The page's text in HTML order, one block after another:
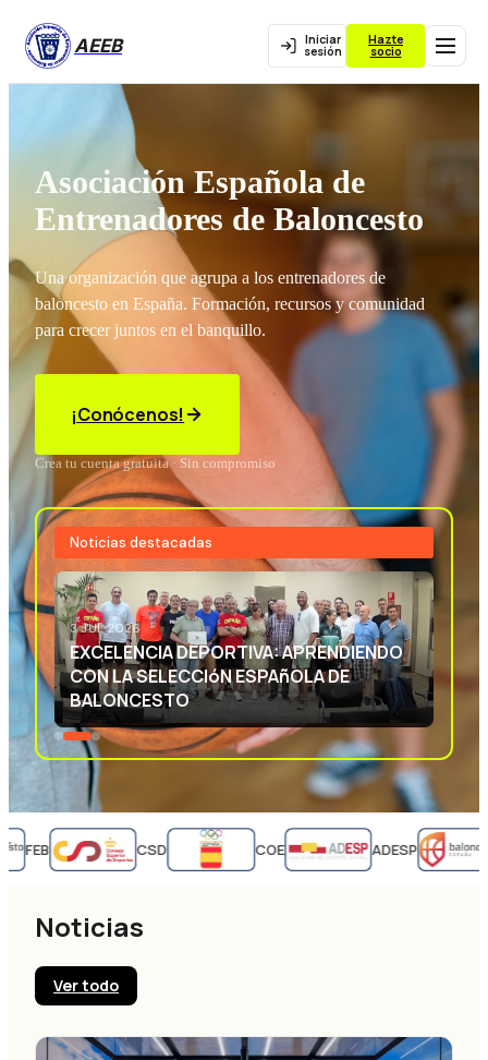
AEEB Iniciar
sesión
Hazte
socio
Asociación Española de
Entrenadores de Baloncesto
Una organización que agrupa a los entrenadores de
baloncesto en España. Formación, recursos y comunidad
para crecer juntos en el banquillo.
¡Conócenos!
Crea tu cuenta gratuita · Sin compromiso
Noticias destacadas
3 JUL 2026
EXCELENCIA DEPORTIVA: APRENDIENDO
CON LA SELECCIóN ESPAñOLA DE
BALONCESTO
FEB CSD COE ADESP
Noticias
Ver todo